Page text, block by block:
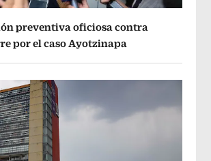
preventiva oficiosa contra
por el caso Ayotzinapa